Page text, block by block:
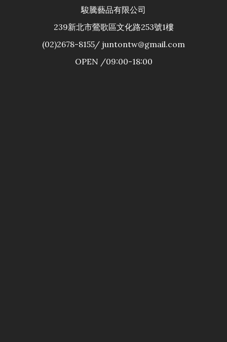
駿騰藝品有限公司
239新北市鶯歌區文化路253號1樓
(02)2678-8155/ juntontw@gmail.com
OPEN /09:00-18:00